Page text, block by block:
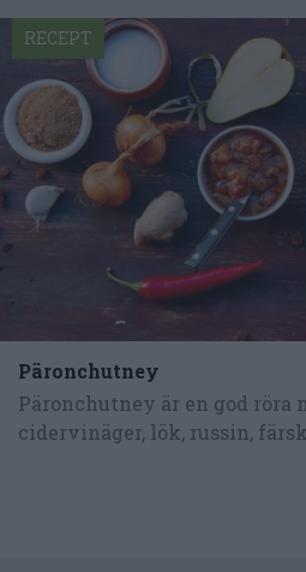
Päronchutney
Päronchutney är en god röra
cidervinäger, lök, russin,
RECEPT